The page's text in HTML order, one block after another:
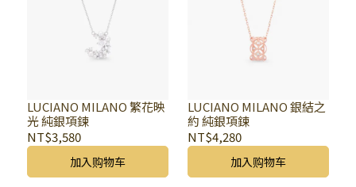
LUCIANO MILANO 繁花映
光 純銀項鍊
NT$3,580
加入购物车
LUCIANO MILANO 銀結之
約 純銀項鍊
NT$4,280
加入购物车